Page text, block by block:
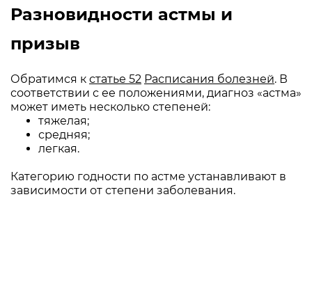
Разновидности астмы и
призыв
Обратимся к статье 52 Расписания болезней. В
соответствии с ее положениями, диагноз «астма»
может иметь несколько степеней:
тяжелая;
средняя;
легкая.
Категорию годности по астме устанавливают в
зависимости от степени заболевания.